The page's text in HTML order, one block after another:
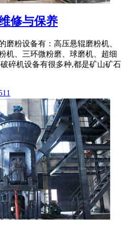
修与保养
磨粉设备有：高压悬辊磨粉机、
机、三环微粉磨、球磨机、超细
碎机设备有很多种,都是矿山矿石